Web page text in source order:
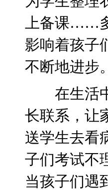
上备课……
影响着孩子
不断地进步。
在生活
长联系，让
送学生去看
子们考试不
当孩子们遇